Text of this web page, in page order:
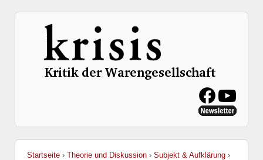
Startseite › Theorie und Diskussion › Subjekt & Aufklärung ›